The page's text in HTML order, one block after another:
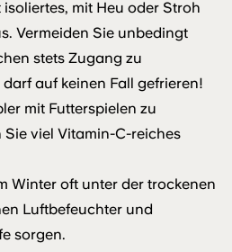
mit Heu oder Stroh
Vermeiden Sie unbedingt
stets Zugang zu
darf auf keinen Fall gefrieren!
mit Futterspielen zu
viel Vitamin-C-reiches
Winter oft unter der trockenen
Luftbefeuchter und
sorgen.